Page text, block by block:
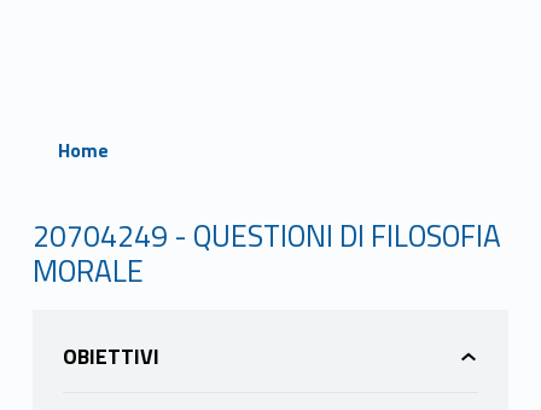
Home
20704249 - QUESTIONI DI FILOSOFIA
MORALE
OBIETTIVI